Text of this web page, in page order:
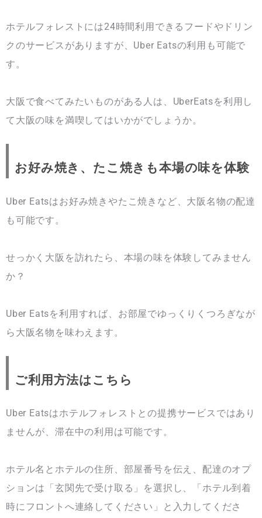
ホテルフォレストには24時間利用できるフードやドリン
クのサービスがありますが、Uber Eatsの利用も可能で
す。
大阪で食べてみたいものがある人は、UberEatsを利用し
て大阪の味を満喫してはいかがでしょうか。
お好み焼き、たこ焼きも本場の味を体験
Uber Eatsはお好み焼きやたこ焼きなど、大阪名物の配達
も可能です。
せっかく大阪を訪れたら、本場の味を体験してみません
か？
Uber Eatsを利用すれば、お部屋でゆっくりくつろぎなが
ら大阪名物を味わえます。
ご利用方法はこちら
Uber Eatsはホテルフォレストとの提携サービスではあり
ませんが、滞在中の利用は可能です。
ホテル名とホテルの住所、部屋番号を伝え、配達のオプ
ションは「玄関先で受け取る」を選択し、「ホテル到着
時にフロントへ連絡してください」と入力してくださ